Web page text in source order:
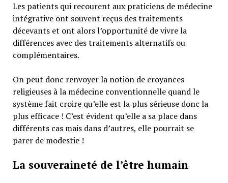
Les patients qui recourent aux praticiens de médecine
intégrative ont souvent reçus des traitements
décevants et ont alors l’opportunité de vivre la
différences avec des traitements alternatifs ou
complémentaires.
On peut donc renvoyer la notion de croyances
religieuses à la médecine conventionnelle quand le
système fait croire qu’elle est la plus sérieuse donc la
plus efficace ! C’est évident qu’elle a sa place dans
différents cas mais dans d’autres, elle pourrait se
parer de modestie !
La souveraineté de l’être humain